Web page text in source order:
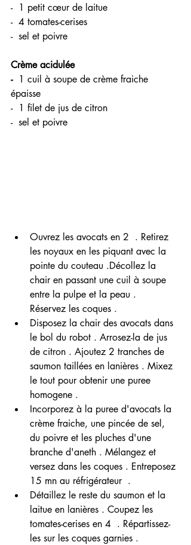
-  1 petit cœur de laitue
-  4 tomates-cerises
-  sel et poivre
Crème acidulée
- 1 cuil à soupe de crème fraiche
épaisse
-  1 filet de jus de citron
-  sel et poivre
Ouvrez les avocats en 2  . Retirez
les noyaux en les piquant avec la
pointe du couteau .Décollez la
chair en passant une cuil à soupe
entre la pulpe et la peau .
Réservez les coques .
Disposez la chair des avocats dans
le bol du robot . Arrosez-la de jus
de citron . Ajoutez 2 tranches de
saumon taillées en lanières . Mixez
le tout pour obtenir une puree
homogene .
Incorporez à la puree d'avocats la
crème fraiche, une pincée de sel,
du poivre et les pluches d'une
branche d'aneth . Mélangez et
versez dans les coques . Entreposez
15 mn au réfrigérateur  .
Détaillez le reste du saumon et la
laitue en lanières . Coupez les
tomates-cerises en 4  . Répartissez-
les sur les coques garnies .